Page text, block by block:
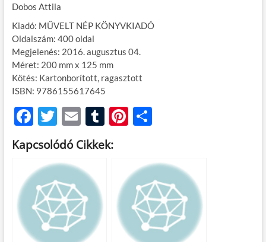
Dobos Attila
Kiadó: MŰVELT NÉP KÖNYVKIADÓ
Oldalszám: 400 oldal
Megjelenés: 2016. augusztus 04.
Méret: 200 mm x 125 mm
Kötés: Kartonborított, ragasztott
ISBN: 9786155617645
F
ac
e
b
o
o
k
T
w
itt
er
E
m
ail
T
u
m
Pi
es
O
m
e
g
Kapcsolódó Cikkek: